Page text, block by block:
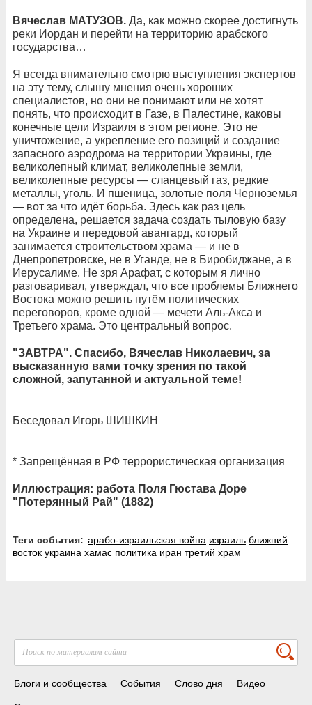
Вячеслав МАТУЗОВ. Да, как можно скорее достигнуть
реки Иордан и перейти на территорию арабского
государства…
Я всегда внимательно смотрю выступления экспертов
на эту тему, слышу мнения очень хороших
специалистов, но они не понимают или не хотят
понять, что происходит в Газе, в Палестине, каковы
конечные цели Израиля в этом регионе. Это не
уничтожение, а укрепление его позиций и создание
запасного аэродрома на территории Украины, где
великолепный климат, великолепные земли,
великолепные ресурсы — сланцевый газ, редкие
металлы, уголь. И пшеница, золотые поля Черноземья
— вот за что идёт борьба. Здесь как раз цель
определена, решается задача создать тыловую базу
на Украине и передовой авангард, который
занимается строительством храма — и не в
Днепропетровске, не в Уганде, не в Биробиджане, а в
Иерусалиме. Не зря Арафат, с которым я лично
разговаривал, утверждал, что все проблемы Ближнего
Востока можно решить путём политических
переговоров, кроме одной — мечети Аль-Акса и
Третьего храма. Это центральный вопрос.
"ЗАВТРА". Спасибо, Вячеслав Николаевич, за
высказанную вами точку зрения по такой
сложной, запутанной и актуальной теме!
Беседовал Игорь ШИШКИН
* Запрещённая в РФ террористическая организация
Иллюстрация: работа Поля Гюстава Доре
"Потерянный Рай" (1882)
Теги события: арабо-израильская война израиль ближний
восток украина хамас политика иран третий храм
Блоги и сообщества События Слово дня Видео